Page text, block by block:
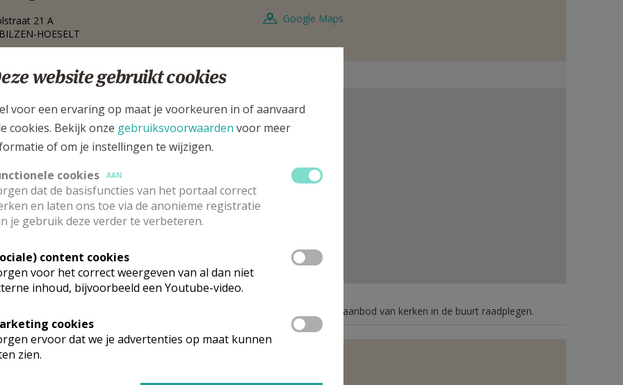
21 A
BILZEN-HOESELT
Google Maps
21 A, 3740 BILZEN-HOESELT
vinden geen weekendvieringen plaats. Via de onderstaande lijst kan je het aanbod van kerken in de buurt raadplegen.
website gebruikt cookies
voor een ervaring op maat je voorkeuren in of aanvaard
cookies. Bekijk onze gebruiksvoorwaarden voor meer
of om je instellingen te wijzigen.
cookies
AAN
dat de basisfuncties van het portaal correct
en laten ons toe via de anonieme registratie
je gebruik deze verder te verbeteren.
content cookies
voor het correct weergeven van al dan niet
inhoud, bijvoorbeeld een Youtube-video.
cookies
ervoor dat we je advertenties op maat kunnen
zien.